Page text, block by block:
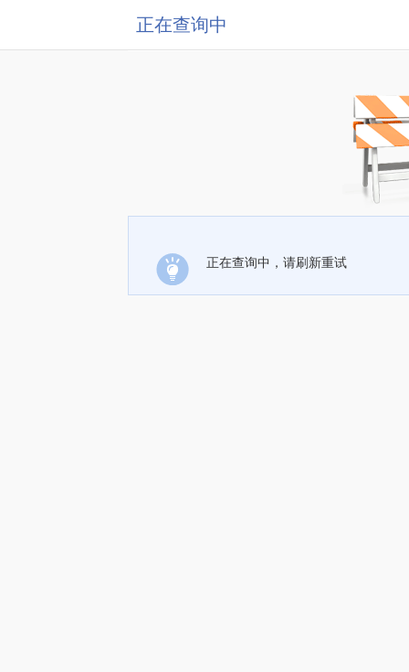
正在查询中
正在查询中，请刷新重试